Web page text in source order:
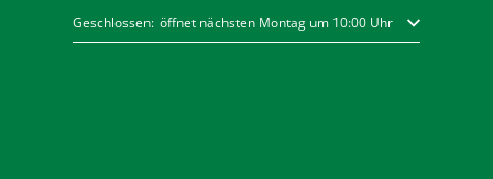
Klicken, um weitere Öffnungs- oder Schließzeiten auszublenden
Geschlossen: öffnet nächsten Montag um 10:00 Uhr